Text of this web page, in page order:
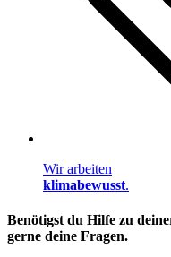
Wir arbeiten
klimabewusst.
Benötigst du Hilfe zu
gerne deine Fragen.